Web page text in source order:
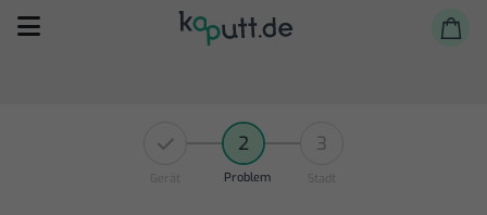
2
Problem
3